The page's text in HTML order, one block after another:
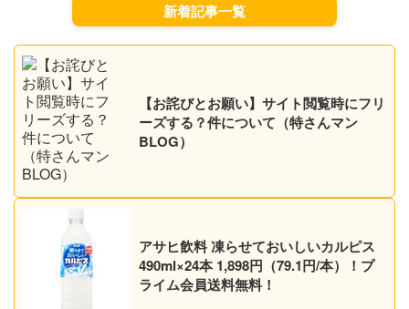
新着記事一覧
【お詫びとお願い】サイト閲覧時にフリ
ーズする？件について（特さんマン
BLOG）
アサヒ飲料 凍らせておいしいカルピス
490ml×24本 1,898円（79.1円/本）！プ
ライム会員送料無料！